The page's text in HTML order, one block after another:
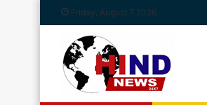
Friday, August 7 2026